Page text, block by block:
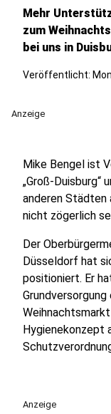
Mehr
zum
bei uns in
Veröffentlicht:
Anzeige
Mike Bengel ist
„Groß-Duisburg“
anderen Städten
nicht zögerlich
Der
Düsseldorf hat
positioniert. Er
Hygienekonzept
Anzeige